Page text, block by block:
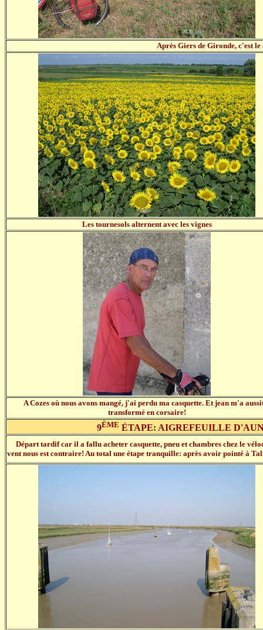
Après Giers de Gironde, c'est le
Les tournesols alternent avec les vignes
A Cozes où nous avons mangé, j'ai perdu ma casquette. Et jean m'a
transformé en corsaire!
9ÈME ÉTAPE: AIGREFEUILLE
Départ tardif car il a fallu acheter casquette, pneu et chambres chez le
vent nous est contraire! Au total une étape tranquille: après avoir pointé à